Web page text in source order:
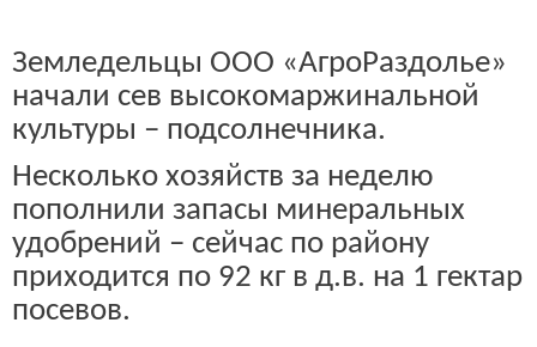
Земледельцы ООО «АгроРаздолье»
начали сев высокомаржинальной
культуры – подсолнечника.
Несколько хозяйств за неделю
пополнили запасы минеральных
удобрений – сейчас по району
приходится по 92 кг в д.в. на 1 гектар
посевов.